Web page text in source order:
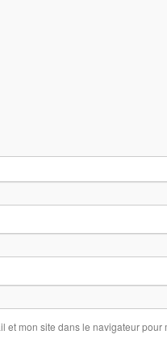
et mon site dans le navigateur